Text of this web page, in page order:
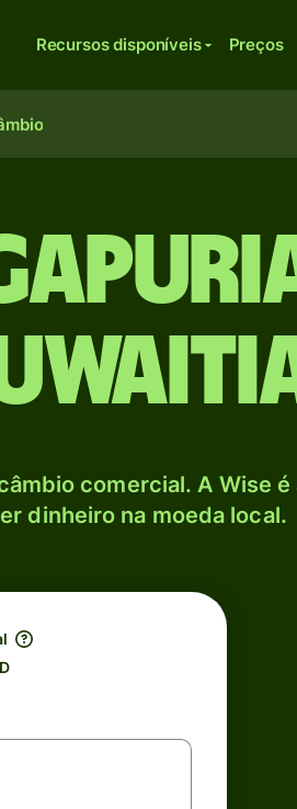
Recursos disponíveis Preços
comercial. A Wise é
dinheiro na moeda local.